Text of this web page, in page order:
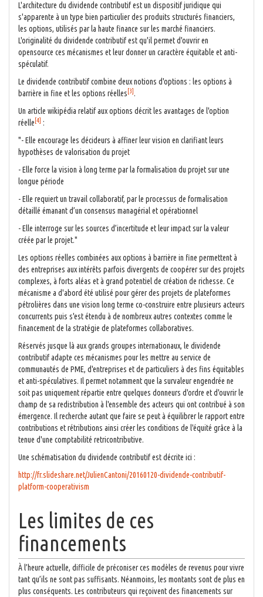
L'architecture du dividende contributif est un dispositif juridique qui
s'apparente à un type bien particulier des produits structurés financiers,
les options, utilisés par la haute finance sur les marché financiers.
L'originalité du dividende contributif est qu'il permet d'ouvrir en
opensource ces mécanismes et leur donner un caractère équitable et anti-
spéculatif.
Le dividende contributif combine deux notions d'options : les options à
barrière in fine et les options réelles [3] .
Un article wikipédia relatif aux options décrit les avantages de l'option
réelle [4] :
"- Elle encourage les décideurs à affiner leur vision en clarifiant leurs
hypothèses de valorisation du projet
- Elle force la vision à long terme par la formalisation du projet sur une
longue période
- Elle requiert un travail collaboratif, par le processus de formalisation
détaillé émanant d’un consensus managérial et opérationnel
- Elle interroge sur les sources d’incertitude et leur impact sur la valeur
créée par le projet."
Les options réelles combinées aux options à barrière in fine permettent à
des entreprises aux intérêts parfois divergents de coopérer sur des projets
complexes, à forts aléas et à grand potentiel de création de richesse. Ce
mécanisme a d'abord été utilisé pour gérer des projets de plateformes
pétrolières dans une vision long terme co-construire entre plusieurs acteurs
concurrents puis s'est étendu à de nombreux autres contextes comme le
financement de la stratégie de plateformes collaboratives.
Réservés jusque là aux grands groupes internationaux, le dividende
contributif adapte ces mécanismes pour les mettre au service de
communautés de PME, d'entreprises et de particuliers à des fins équitables
et anti-spéculatives. Il permet notamment que la survaleur engendrée ne
soit pas uniquement répartie entre quelques donneurs d'ordre et d'ouvrir le
champ de sa redistribution à l'ensemble des acteurs qui ont contribué à son
émergence. Il recherche autant que faire se peut à équilibrer le rapport entre
contributions et rétributions ainsi créer les conditions de l'équité grâce à la
tenue d'une comptabilité retricontributive.
Une schématisation du dividende contributif est décrite ici :
http://fr.slideshare.net/JulienCantoni/20160120-dividende-contributif-
platform-cooperativism
Les limites de ces
financements
À l’heure actuelle, difficile de préconiser ces modèles de revenus pour vivre
tant qu’ils ne sont pas suffisants. Néanmoins, les montants sont de plus en
plus conséquents. Les contributeurs qui reçoivent des financements sur